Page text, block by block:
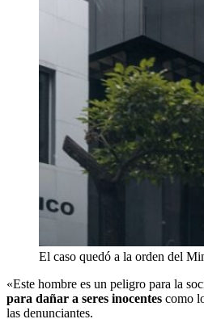
El caso quedó a la orden del
«Este hombre es un peligro para la
para dañar a seres inocentes como
las denunciantes.